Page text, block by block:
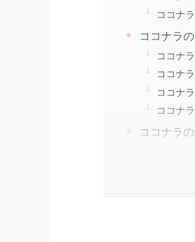
ココナ
ココナラ
ココナ
ココナ
ココナ
ココナ
ココナラ